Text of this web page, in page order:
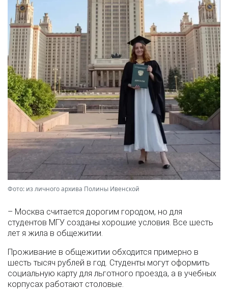
Фото: из личного архива Полины Ивенской
– Москва считается дорогим городом, но для
студентов МГУ созданы хорошие условия. Все шесть
лет я жила в общежитии.
Проживание в общежитии обходится примерно в
шесть тысяч рублей в год. Студенты могут оформить
социальную карту для льготного проезда, а в учебных
корпусах работают столовые.